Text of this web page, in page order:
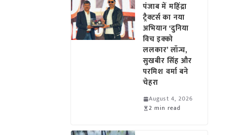
पंजाब में महिंद्रा
ट्रैक्टर्स का नया
अभियान ‘दुनिया
विच इक्को
ललकार’ लॉन्च,
सुखबीर सिंह और
परमिश वर्मा बने
चेहरा
August 4, 2026
2 min read